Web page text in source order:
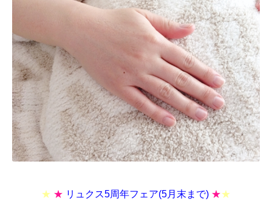
★ ★ リュクス5周年フェア(5月末まで) ★★